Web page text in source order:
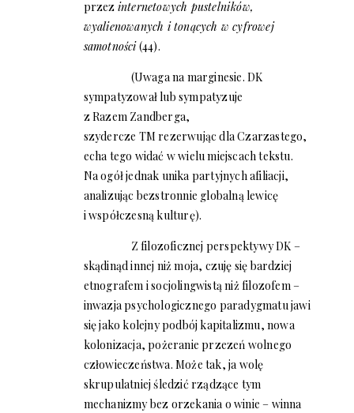
przez internetowych pustelników,
wyalienowanych i tonących w cyfrowej
samotności(44).
(Uwaga na marginesie. DK
sympatyzował lub sympatyzuje
z Razem Zandberga,
szydercze TM rezerwując dla Czarzastego,
echa tego widać w wielu miejscach tekstu.
Na ogół jednak unika partyjnych afiliacji,
analizując bezstronnie globalną lewicę
i współczesną kulturę).
Z filozoficznej perspektywy DK –
skądinąd innej niż moja, czuję się bardziej
etnografem i socjolingwistą niż filozofem –
inwazja psychologicznego paradygmatu jawi
się jako kolejny podbój kapitalizmu, nowa
kolonizacja, pożeranie przezeń wolnego
człowieczeństwa. Może tak, ja wolę
skrupulatniej śledzić rządzące tym
mechanizmy bez orzekania o winie – winna